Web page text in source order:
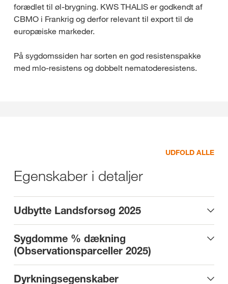
forædlet til øl-brygning. KWS THALIS er godkendt af
CBMO i Frankrig og derfor relevant til export til de
europæiske markeder.
På sygdomssiden har sorten en god resistenspakke
med mlo-resistens og dobbelt nematoderesistens.
UDFOLD ALLE
Egenskaber i detaljer
Udbytte Landsforsøg 2025
Sygdomme % dækning
(Observationsparceller 2025)
Dyrkningsegenskaber